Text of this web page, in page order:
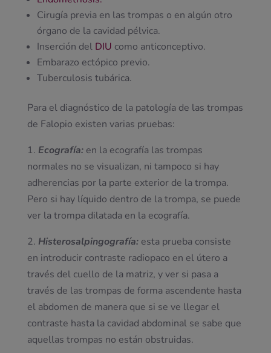
Cirugía previa en las trompas o en algún otro
órgano de la cavidad pélvica.
Inserción del DIU como anticonceptivo.
Embarazo ectópico previo.
Tuberculosis tubárica.
Para el diagnóstico de la patología de las trompas
de Falopio existen varias pruebas:
1. Ecografía:en la ecografía las trompas
normales no se visualizan, ni tampoco si hay
adherencias por la parte exterior de la trompa.
Pero si hay líquido dentro de la trompa, se puede
ver la trompa dilatada en la ecografía.
2. Histerosalpingografía: esta prueba consiste
en introducir contraste radiopaco en el útero a
través del cuello de la matriz, y ver si pasa a
través de las trompas de forma ascendente hasta
el abdomen de manera que si se ve llegar el
contraste hasta la cavidad abdominal se sabe que
aquellas trompas no están obstruidas.